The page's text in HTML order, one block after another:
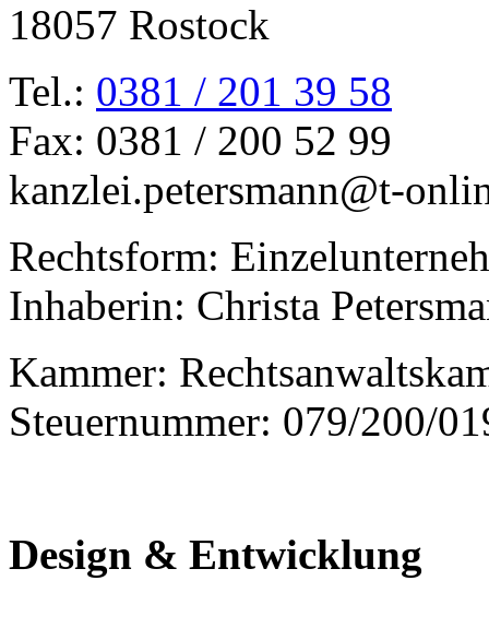
18057 Rostock
Tel.: 0381 / 201 39 58
Fax: 0381 / 200 52 99
kanzlei.petersmann@t-
Rechtsform:
Inhaberin: Christa
Kammer:
Steuernummer: 079/200/
Design & Entwicklung